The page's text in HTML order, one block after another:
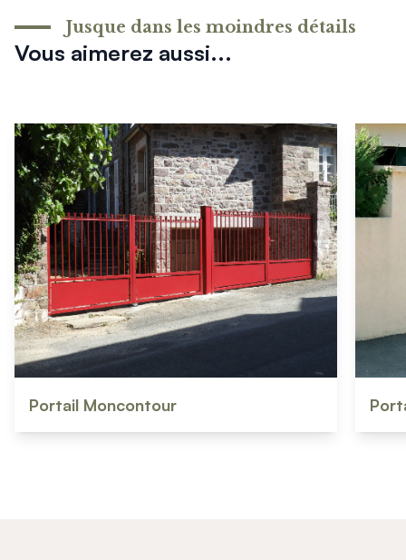
Vous aimerez aussi...
Jusque dans les moindres détails
Portail Moncontour